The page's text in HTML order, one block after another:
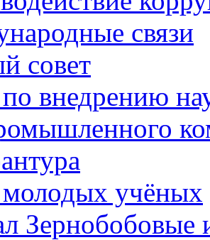
связи
совет
внедрению
учёных
Зернобобовые